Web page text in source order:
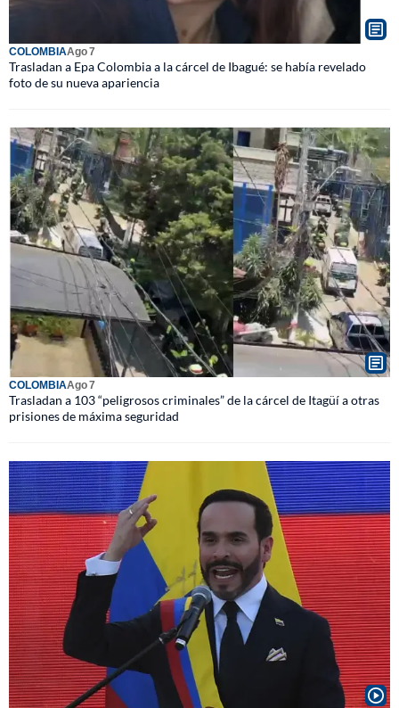
COLOMBIAAgo 7
Trasladan a Epa Colombia a la cárcel de Ibagué: se había revelado
foto de su nueva apariencia
COLOMBIAAgo 7
Trasladan a 103 “peligrosos criminales” de la cárcel de Itagüí a otras
prisiones de máxima seguridad